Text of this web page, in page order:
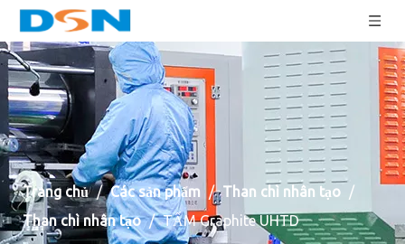
Trang chủ / Các sản phẩm / Than chì nhân tạo /
Than chì nhân tạo / TẤM Graphite UHTD